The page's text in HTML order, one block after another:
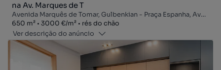
na Av. Marques de T
Avenida Marquês de Tomar, Gulbenkian - Praça Espanha, Avenidas Novas, Lisboa, Lisboa
Zona
650 m²
Preço por metro quadrado
3000 €/m²
Andar
rés do chão
Ver descrição do anúncio